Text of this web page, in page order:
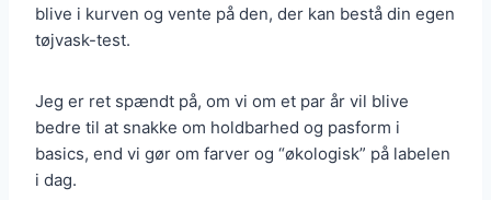
blive i kurven og vente på den, der kan bestå din egen
tøjvask-test.
Jeg er ret spændt på, om vi om et par år vil blive
bedre til at snakke om holdbarhed og pasform i
basics, end vi gør om farver og “økologisk” på labelen
i dag.